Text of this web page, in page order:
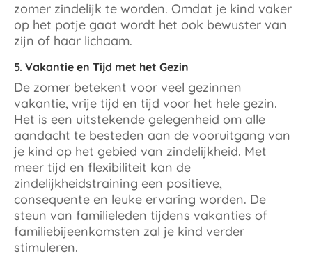
zomer zindelijk te worden. Omdat je kind vaker
op het potje gaat wordt het ook bewuster van
zijn of haar lichaam.
5. Vakantie en Tijd met het Gezin
De zomer betekent voor veel gezinnen
vakantie, vrije tijd en tijd voor het hele gezin.
Het is een uitstekende gelegenheid om alle
aandacht te besteden aan de vooruitgang van
je kind op het gebied van zindelijkheid. Met
meer tijd en flexibiliteit kan de
zindelijkheidstraining een positieve,
consequente en leuke ervaring worden. De
steun van familieleden tijdens vakanties of
familiebijeenkomsten zal je kind verder
stimuleren.